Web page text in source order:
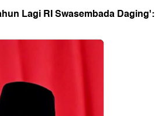
Lagi RI Swasembada Daging':